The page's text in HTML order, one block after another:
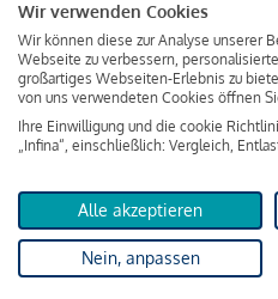
Wir verwenden Cookies
Wir können diese zur Analyse unserer
Webseite zu verbessern,
großartiges Webseiten-Erlebnis zu
von uns verwendeten Cookies öffnen
Ihre Einwilligung und die cookie
„Infina“, einschließlich: Vergleich,
Alle akzeptieren
Nein, anpassen